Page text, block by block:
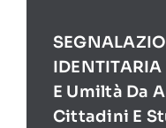
E Umiltà Da
Cittadini E